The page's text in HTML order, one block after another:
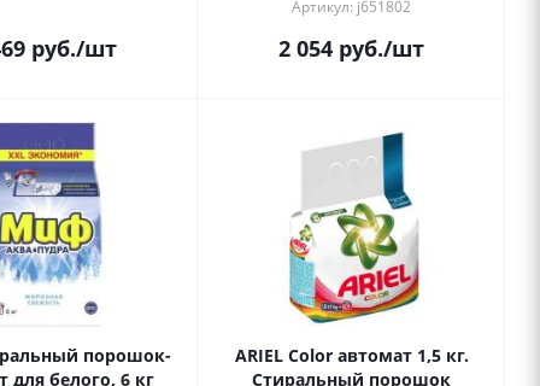
руб./шт
Артикул: j651802
2 054 руб./шт
порошок-
для белого, 6 кг
ARIEL Color автомат 1,5 кг.
Стиральный порошок